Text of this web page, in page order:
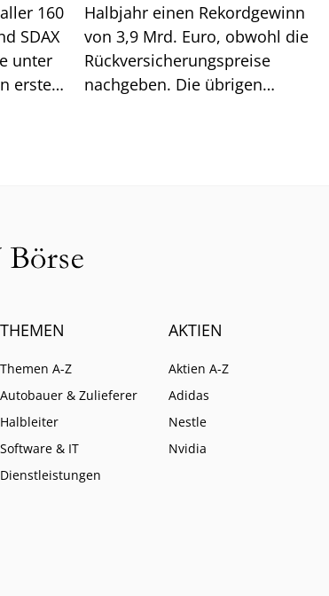
160
SDAX
unter
ersten
Halbjahr einen Rekordgewinn
von 3,9 Mrd. Euro, obwohl die
Rückversicherungspreise
nachgeben. Die übrigen
THEMEN
Themen A-Z
Autobauer & Zulieferer
Halbleiter
Software & IT
Dienstleistungen
AKTIEN
Aktien A-Z
Adidas
Nestle
Nvidia